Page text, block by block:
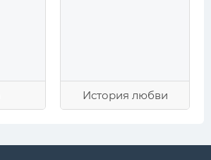
История любви